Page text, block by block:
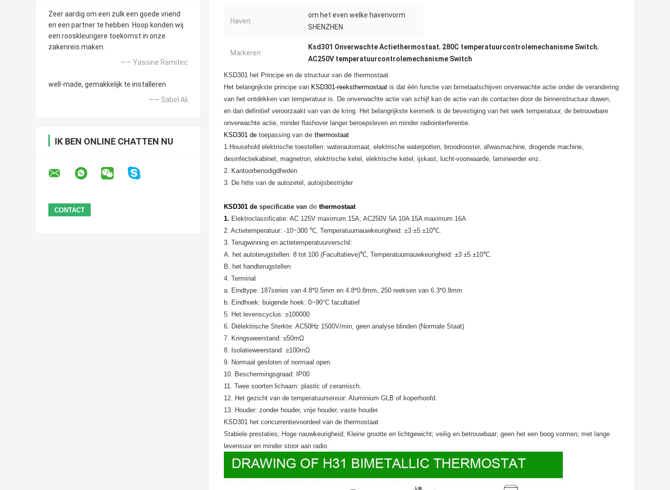
Zeer aardig om een zulk een goede vriend
en een partner te hebben. Hoop konden wij
een rooskleurigere toekomst in onze
zakenreis maken.
—— Yassine Ramitec
well-made, gemakkelijk te installeren
—— Sabel Ali
IK BEN ONLINE CHATTEN NU
Haven:
om het even welke havenvorm
SHENZHEN
Markeren:
Ksd301 Onverwachte Actiethermostaat, 280C temperatuurcontrolemechanisme Switch,
AC250V temperatuurcontrolemechanisme Switch
KSD301 het Principe en de structuur van de thermostaat
Het belangrijkste principe van KSD301-reeksthermostaat is dat één functie van bimetaalschijven onverwachte actie onder de verandering
van het ontdekken van temperatuur is. De onverwachte actie van schijf kan de actie van de contacten door de binnenstructuur duwen,
en dan definitief veroorzaakt van van de kring. Het belangrijkste kenmerk is de bevestiging van het werk temperatuur, de betrouwbare
onverwachte actie, minder flashover langer beroepsleven en minder radiointerferentie.
KSD301 de toepassing van de thermostaat
1.Household elektrische toestellen: waterautomaat, elektrische waterpotten, broodrooster, afwasmachine, drogende machine,
desinfectiekabinet, magnetron, elektrische ketel, elektrische ketel, ijskast, lucht-voorwaarde, lamineerder enz.
2. Kantoorbenodigdheden
3. De hitte van de autozetel, autoijsbestrijder
KSD301 de specificatie van de thermostaat
1. Elektroclassificatie: AC 125V maximum 15A; AC250V 5A 10A 15A maximum 16A
2. Actietemperatuur: -10~300 ℃, Temperatuurnauwkeurigheid: ±3 ±5 ±10℃.
3. Terugwinning en actietemperatuurverschil:
A. het autoterugstellen: 8 tot 100 (Facultatieve)℃, Temperatuurnauwkeurigheid: ±3 ±5 ±10℃.
B. het handterugstellen
4. Terminal
a. Eindtype: 187series van 4.8*0.5mm en 4.8*0.8mm, 250 reeksen van 6.3*0.8mm
b. Eindhoek: buigende hoek: 0~90°C facultatief
5. Het levenscyclus: ≥100000
6. Diëlektrische Sterkte: AC50Hz 1500V/min, geen analyse blinden (Normale Staat)
7. Kringsweerstand: ≤50mΩ
8. Isolatieweerstand: ≥100mΩ
9. Normaal gesloten of normaal open
10. Beschermingsgraad: IP00
11. Twee soorten lichaam: plastic of ceramisch.
12. Het gezicht van de temperatuursensor: Aluminium GLB of koperhoofd.
13. Houder: zonder houder, vrije houder, vaste houder.
KSD301 het concurrentievoordeel van de thermostaat
Stabiele prestaties; Hoge nauwkeurigheid; Kleine grootte en lichtgewicht; veilig en betrouwbaar; geen het een boog vormen; met lange
levensuur en minder stoor aan radio.